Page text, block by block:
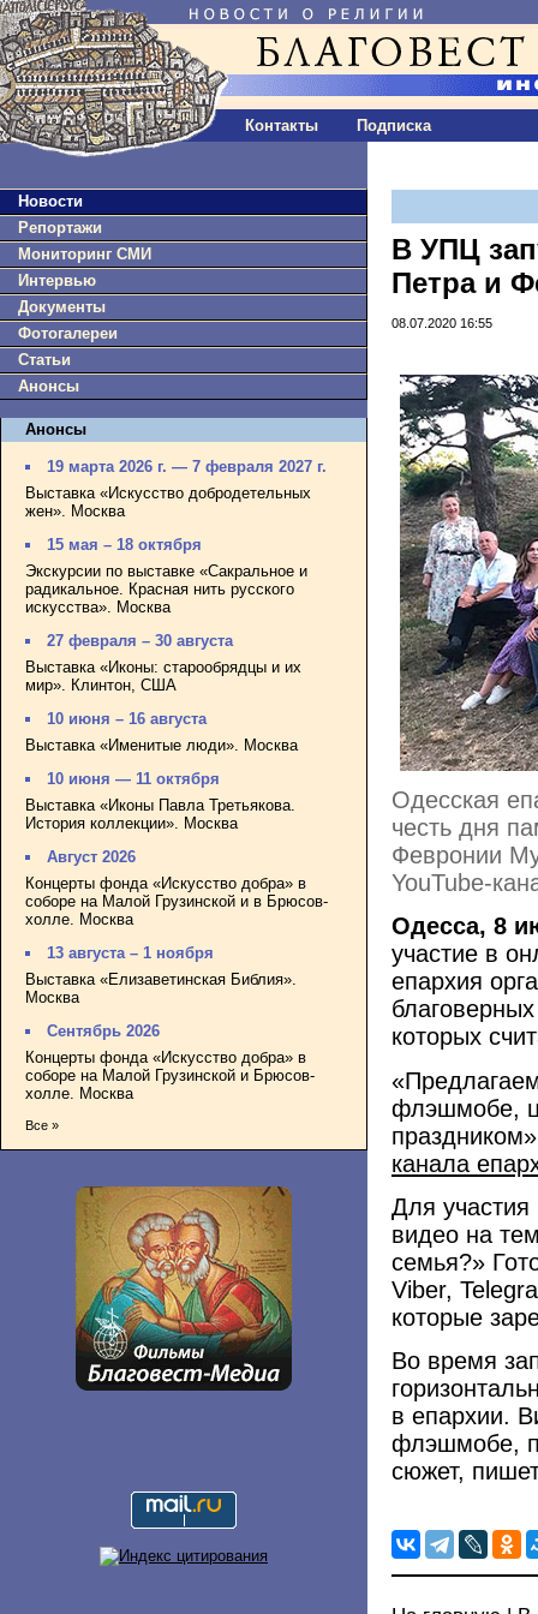
Контакты Подписка
Новости
Репортажи
Мониторинг СМИ
Интервью
Документы
Фотогалереи
Статьи
Анонсы
Анонсы
19 марта 2026 г. — 7 февраля 2027 г.
Выставка «Искусство добродетельных
жен». Москва
15 мая – 18 октября
Экскурсии по выставке «Сакральное и
радикальное. Красная нить русского
искусства». Москва
27 февраля – 30 августа
Выставка «Иконы: старообрядцы и их
мир». Клинтон, США
10 июня – 16 августа
Выставка «Именитые люди». Москва
10 июня — 11 октября
Выставка «Иконы Павла Третьякова.
История коллекции». Москва
Август 2026
Концерты фонда «Искусство добра» в
соборе на Малой Грузинской и в Брюсов-
холле. Москва
13 августа – 1 ноября
Выставка «Елизаветинская Библия».
Москва
Сентябрь 2026
Концерты фонда «Искусство добра» в
соборе на Малой Грузинской и Брюсов-
холле. Москва
Все »
В УПЦ
Петра и
08.07.2020 16:55
Одесская
честь дня
Февронии
YouTube-
Одесса, 8
участие в
епархия
которых
флэшмобе,
канала
Для участия
видео на
семья?»
Viber,
которые
Во время
в епархии.
флэшмобе,
сюжет,